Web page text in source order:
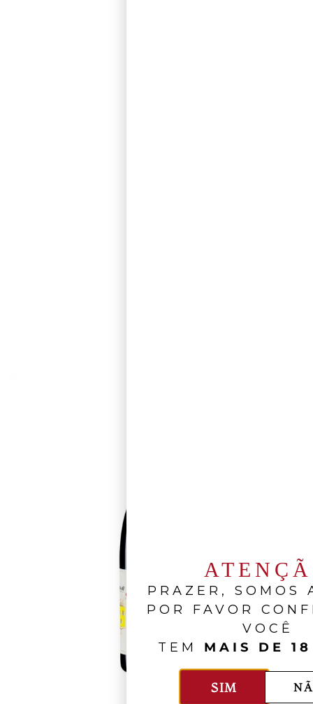
PRAZER, SOMOS
POR FAVOR
VOCÊ
TEM MAIS DE
SIM